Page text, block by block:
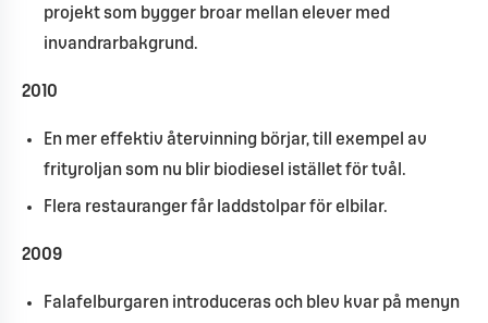
projekt som bygger broar mellan elever med
invandrarbakgrund.
2010
En mer effektiv återvinning börjar, till exempel av
frityroljan som nu blir biodiesel istället för tvål.
Flera restauranger får laddstolpar för elbilar.
2009
Falafelburgaren introduceras och blev kvar på menyn